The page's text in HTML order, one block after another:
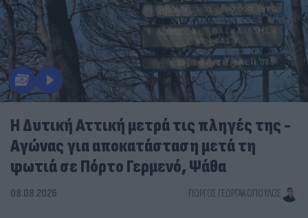
Η Δυτική Αττική μετρά τις πληγές της -
Αγώνας για αποκατάσταση μετά τη
φωτιά σε Πόρτο Γερμενό, Ψάθα
08.08.2026 ΓΙΏΡΓΟΣ ΓΕΩΡΓΑΚΌΠΟΥΛΟΣ